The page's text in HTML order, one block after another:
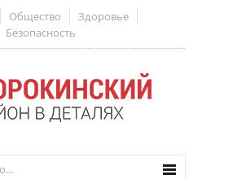
Общество
Здоровье
Безопасность